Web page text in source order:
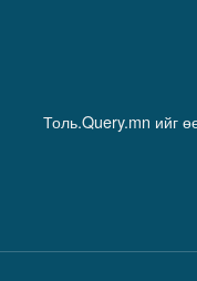
Толь.Query.mn ийг